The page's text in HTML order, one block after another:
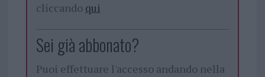
cliccando qui
Sei già abbonato?
Puoi effettuare l'accesso andando nella